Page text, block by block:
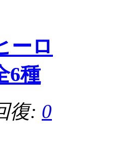
ーロ
6種
復: 0